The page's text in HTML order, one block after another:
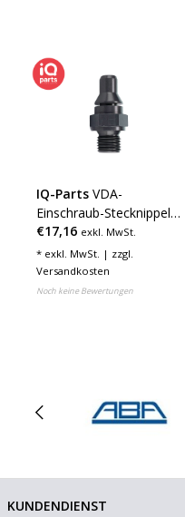
IQ-Parts VDA-
Einschraub-Stecknippel
NW06 - M14x1.5
€17,16 exkl. MwSt.
* exkl. MwSt. | zzgl.
Versandkosten
Noch keine Bewertungen
KUNDENDIENST